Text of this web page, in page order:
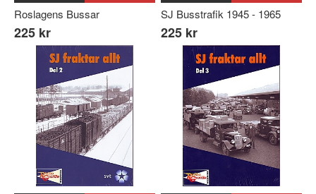
Roslagens Bussar
225 kr
SJ Busstrafik 1945 - 1965
225 kr